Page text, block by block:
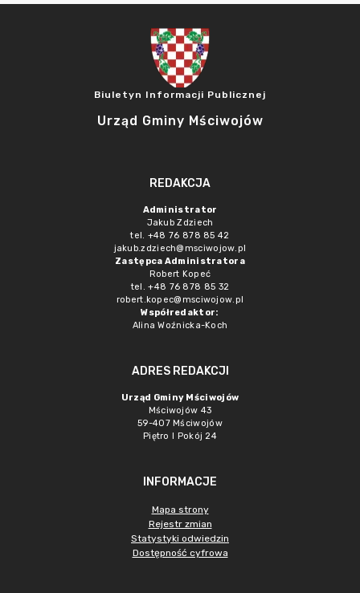
Biuletyn Informacji Publicznej
Urząd Gminy Mściwojów
REDAKCJA
Administrator
Jakub Zdziech
tel. +48 76 878 85 42
jakub.zdziech@msciwojow.pl
Zastępca Administratora
Robert Kopeć
tel. +48 76 878 85 32
robert.kopec@msciwojow.pl
Współredaktor:
Alina Woźnicka-Koch
ADRES REDAKCJI
Urząd Gminy Mściwojów
Mściwojów 43
59-407 Mściwojów
Piętro I Pokój 24
INFORMACJE
Mapa strony
Rejestr zmian
Statystyki odwiedzin
Dostępność cyfrowa